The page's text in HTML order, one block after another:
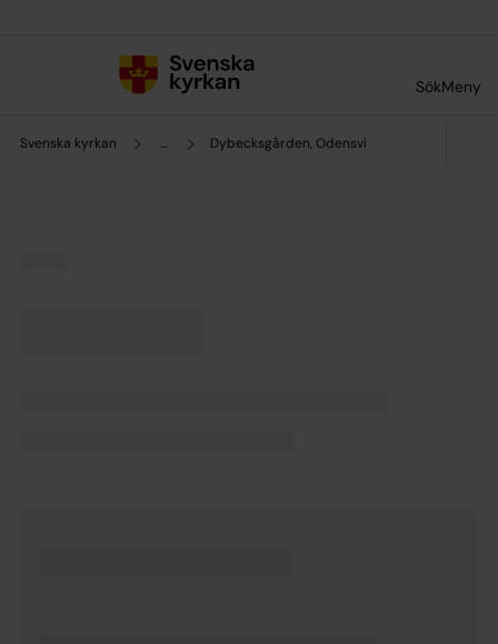
SökMeny
Svenska kyrkan ... Dybecksgården, Odensvi